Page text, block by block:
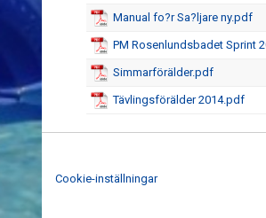
Manual fo?r Sa?ljare ny.pdf
PM Rosenlundsbadet Sprint
Simmarförälder.pdf
Tävlingsförälder 2014.pdf
Cookie-inställningar